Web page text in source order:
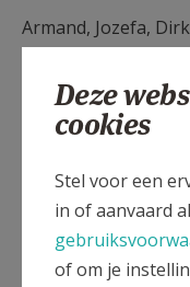
Armand, Jozefa,
plaats te krijgen …
In bijlage zie je de
vlak voor ze terug
Het was die avond
regen, een weertje
Deze
cookies
Stel voor een
in of aanvaard
of om je